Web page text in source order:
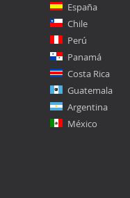
España
Chile
Perú
Panamá
Costa Rica
Guatemala
Argentina
México